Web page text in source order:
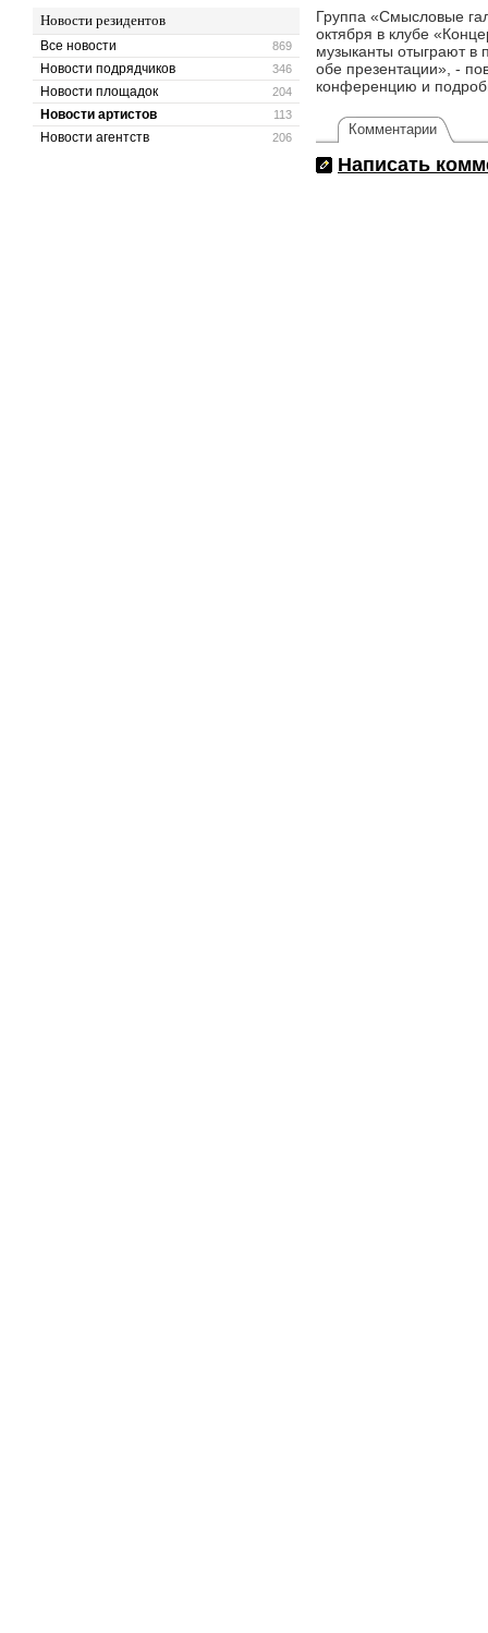
Новости резидентов
869
Все новости
346
Новости подрядчиков
204
Новости площадок
113
Новости артистов
206
Новости агентств
Группа «Смысловые
октября в клубе
музыканты отыграют в
обе презентации», -
конференцию и
Комментарии
Написать